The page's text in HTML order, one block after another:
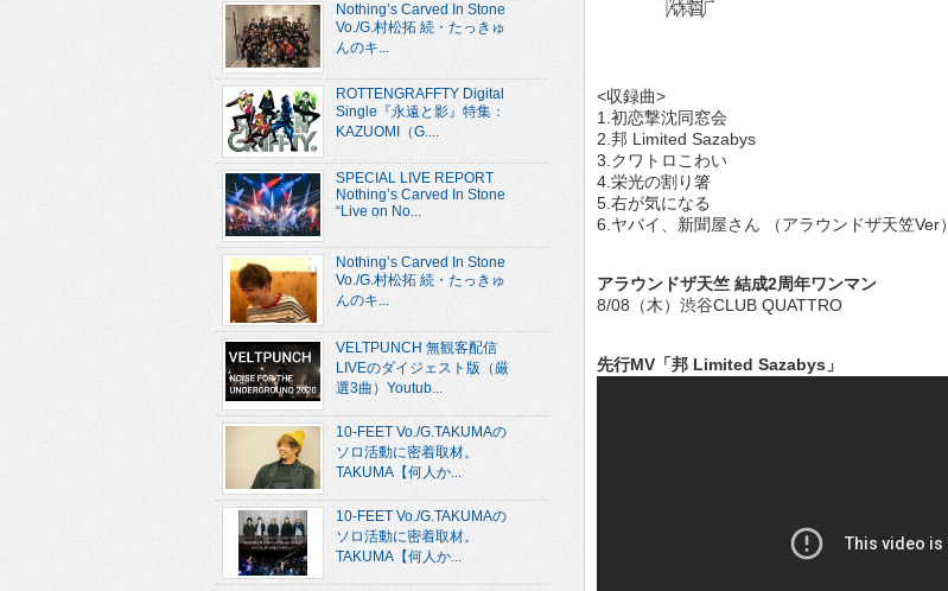
<収録曲>
1.初恋撃沈同窓会
2.邦 Limited Sazabys
3.クワトロこわい
4.栄光の割り箸
5.右が気になる
6.ヤバイ、新聞屋さん （アラウンドザ天笠Ver）
アラウンドザ天竺 結成2周年ワンマン
8/08（木）渋谷CLUB QUATTRO
先行MV「邦 Limited Sazabys」
Nothing’s Carved In Stone
Vo./G.村松拓 続・たっきゅ
んのキ...
ROTTENGRAFFTY Digital
Single『永遠と影』特集：
KAZUOMI（G....
SPECIAL LIVE REPORT
Nothing’s Carved In Stone
“Live on No...
Nothing’s Carved In Stone
Vo./G.村松拓 続・たっきゅ
んのキ...
VELTPUNCH 無観客配信
LIVEのダイジェスト版（厳
選3曲）Youtub...
10-FEET Vo./G.TAKUMAの
ソロ活動に密着取材。
TAKUMA【何人か...
10-FEET Vo./G.TAKUMAの
ソロ活動に密着取材。
TAKUMA【何人か...